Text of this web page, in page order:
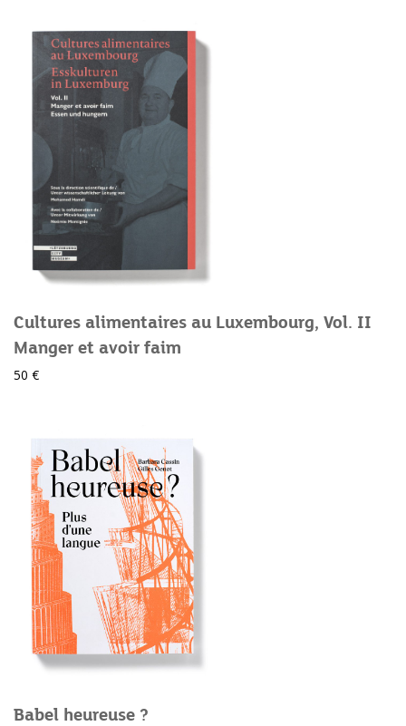
Cultures alimentaires au Luxembourg, Vol. II
Manger et avoir faim
50 €
Babel heureuse ?